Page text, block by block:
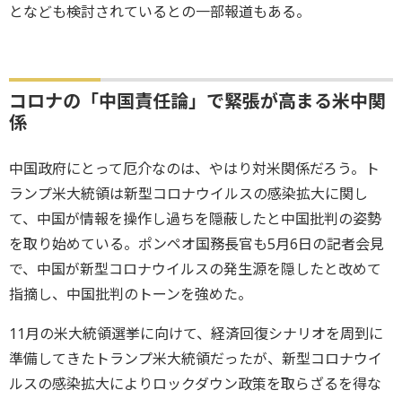
となども検討されているとの一部報道もある。
コロナの「中国責任論」で緊張が高まる米中関
係
中国政府にとって厄介なのは、やはり対米関係だろう。ト
ランプ米大統領は新型コロナウイルスの感染拡大に関し
て、中国が情報を操作し過ちを隠蔽したと中国批判の姿勢
を取り始めている。ポンペオ国務長官も5月6日の記者会見
で、中国が新型コロナウイルスの発生源を隠したと改めて
指摘し、中国批判のトーンを強めた。
11月の米大統領選挙に向けて、経済回復シナリオを周到に
準備してきたトランプ米大統領だったが、新型コロナウイ
ルスの感染拡大によりロックダウン政策を取らざるを得な